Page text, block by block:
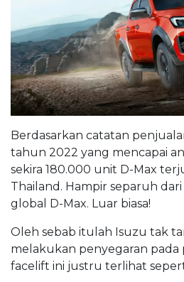
Berdasarkan catatan
tahun 2022 yang mencapai
sekira 180.000 unit D-Max
Thailand. Hampir separuh
global D-Max. Luar biasa!
Oleh sebab itulah Isuzu tak
melakukan penyegaran pada
facelift ini justru terlihat